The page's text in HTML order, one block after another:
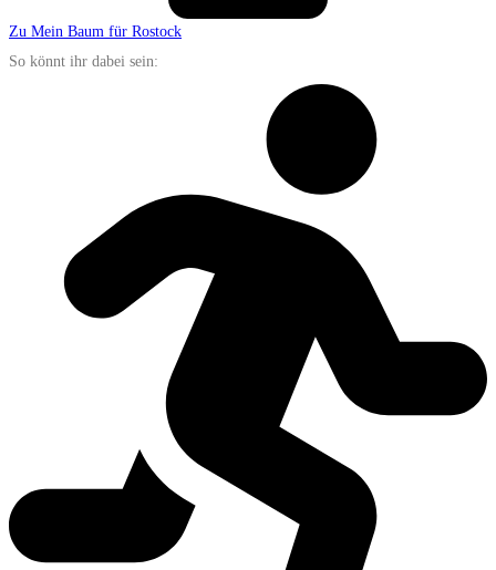
Zu Mein Baum für Rostock
So könnt ihr dabei sein: